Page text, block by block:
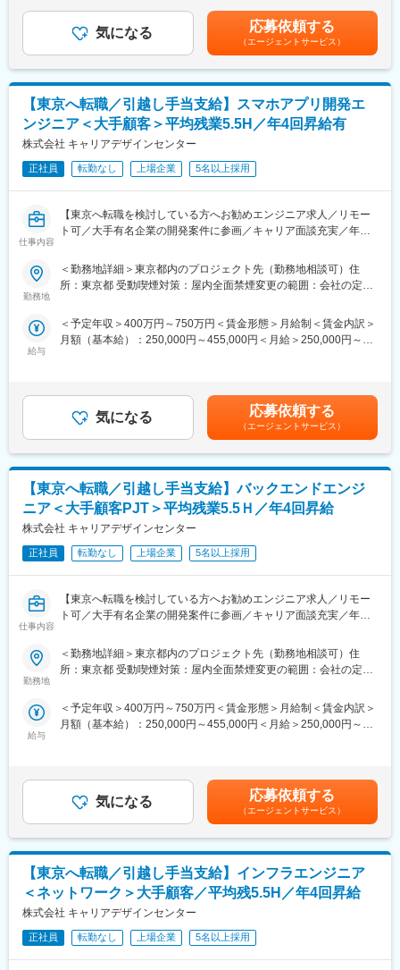
・営業担当による密なフォロー：各営業担当はきちんとフォロー
できる担当人数（20～40名）を担当します。週1回～月1回まで各
技術者に合わせた頻度で連絡をし、目指すキャリアや人生設計の
方向性、職場環境の改善等の悩み相談まで話し合い、技術者の希
望に沿う提案をしています。女性技術者の育休・産休取得実績も
あります。
・メンター制度：異なる派遣先の社員同士がグループを組み、仕
事や技術に対する相談などを受け付ける制度があります。月1回、
勉強会を行っているグループもあるとのこと。
・社内掲示板：特定派遣の企業ですと、派遣元の企業への帰属意
識がなくなりがちですが、社内掲示板にて異なる派遣先の社員と
変更の範囲：本文参照
います。自己啓発のための通信教育講座も充実しています。受講
料は終了時に全額会社負担となり、報奨金も贈呈されます。
■同社の魅力：
「心の福利厚生」：技術者が快適な就業環境を維持できるよう、
様々な施策があります。
・営業担当による密なフォロー：各営業担当はきちんとフォロー
できる担当人数（20～40名）を担当します。週1回～月1回まで各
技術者に合わせた頻度で連絡をし、目指すキャリアや人生設計の
方向性、職場環境の改善等の悩み相談まで話し合い、技術者の希
望に沿う提案をしています。女性技術者の育休・産休取得実績も
ります。
・メンター制度：異なる派遣先の社員同士がグループを組み、仕
勉強会を行っているグループもあるとのこと。
・社内掲示板：特定派遣の企業ですと、派遣元の企業への帰属意
す。
・社内交流イベント：全社員が一同に集まる年末一泊研修会や事
す。
アップに繋がります。所定外労働手当は全額支給です。■昇給年1
回、賞与年2回【年収例】年収450万円／28歳(経験5年)、年収595
万円／38歳(経験15年)賃金はあくまでも目安の金額であり、選考
を通じて上下する可能性があります。月給(月額)は固定手当を含め
た表記です。
気になる 応募依頼する
（エージェントサービス）
【東京へ転職／引越し手当支給】スマホアプリ開発エ
ンジニア＜大手顧客＞平均残業5.5H／年4回昇給有
株式会社 キャリアデザインセンター
正社員 転勤なし 上場企業 5名以上採用
仕事内容
【東京へ転職を検討している方へお勧めエンジニア求人／リモー
ト可／大手有名企業の開発案件に参画／キャリア面談充実／年収
された方もいます！】
■業務内容
ていただきます。
多くのユーザーに利用されるアプリの設計から実装、テスト・改
題性・社会的インパクトの大きいサービス開発に関わるチャンス
も豊富。
Kotlin／Swift／C#など主流言語を用いた開発経験を活かしなが
ら、スキルの幅と深さを伸ばしていけます。
■プロジェクト例
（1） 大手SIer向けスマホアプリ開発
工程：設計／実装／UT／コードレビュー／テスト項目レビュー
開発環境：Android Studio
言語：Kotlin
環境：Mac、LAMP（nginx可）
（3） ヘルスケア系スマホアプリ開発
環境：Windows
DB：MySQL
開発環境（例）
言語：Kotlin（Java）、Swift、C# など
■案件アサイン
同社は「エンジニアファースト」を大切にし、将来キャリアや希
望条件、働き方まで丁寧にヒアリング。経験・得意分野や挑戦し
たい技術を踏まえ、数年後の成長につながる案件を提案します。
案件は複数提示し、最終決定はエンジニア本人。会社都合の一方
的なアサインはなく、想いを形にできる環境です。
■スキルアップ／魅力
・大手企業や話題性の高い案件が中心
・幅広い業界・技術領域に携われるため、経験値を着実に高める
勤務地
＜勤務地詳細＞東京都内のプロジェクト先（勤務地相談可）住
所：東京都 受動喫煙対策：屋内全面禁煙変更の範囲：会社の定め
給与
＜予定年収＞400万円～750万円＜賃金形態＞月給制＜賃金内訳＞
月額（基本給）：250,000円～455,000円＜月給＞250,000円～
回（売上実績に合わせた評価項目を用意しています。）■年収例：
経験者／月給41.5万円／年収676万円賃金はあくまでも目安の金
額であり、選考を通じて上下する可能性があります。月給(月額)は
固定手当を含めた表記です。
気になる 応募依頼する
（エージェントサービス）
【東京へ転職／引越し手当支給】バックエンドエンジ
ニア＜大手顧客PJT＞平均残業5.5Ｈ／年4回昇給
株式会社 キャリアデザインセンター
正社員 転勤なし 上場企業 5名以上採用
仕事内容
【東京へ転職を検討している方へお勧めエンジニア求人／リモー
ト可／大手有名企業の開発案件に参画／キャリア面談充実／年収
された方もいます！】
■業務内容
エンドエンジニアとして設計～開発・運用改善まで、幅広いフェ
ーズでスキルを磨いていただきます。
運用保守中心から設計・新規開発、将来的には技術選定や上流工
程へのステップアップも可能です。
■具体的な業務
・Webシステム／Webサービスのバックエンド開発
・既存システムの追加開発・改修・保守
・新機能の設計・実装・改善提案
・単体テスト・結合テスト
・リリース後の運用改善、パフォーマンス最適化
・開発ドキュメント作成、チーム内連携
■プロジェクト例
勤務地
＜勤務地詳細＞東京都内のプロジェクト先（勤務地相談可）住
所：東京都 受動喫煙対策：屋内全面禁煙変更の範囲：会社の定め
給与
＜予定年収＞400万円～750万円＜賃金形態＞月給制＜賃金内訳＞
月額（基本給）：250,000円～455,000円＜月給＞250,000円～
上実績に合わせた評価項目を用意しています）■年収例経験者：月
給41.5万円／年収676万円賃金はあくまでも目安の金額であり、
選考を通じて上下する可能性があります。月給(月額)は固定手当を
含めた表記です。
気になる 応募依頼する
（エージェントサービス）
【東京へ転職／引越し手当支給】インフラエンジニア
＜ネットワーク＞大手顧客／平均残5.5H／年4回昇給
株式会社 キャリアデザインセンター
正社員 転勤なし 上場企業 5名以上採用